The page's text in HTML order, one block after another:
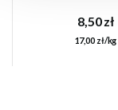
8,50 zł
17,00 zł/kg